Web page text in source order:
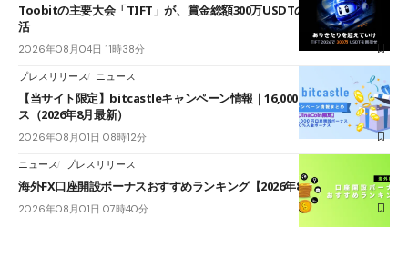
Toobitの主要大会「TIFT」が、賞金総額300万USDTのレースとして復
活
2026年08月04日 11時38分
プレスリリース ニュース
【当サイト限定】bitcastleキャンペーン情報｜16,000円口座開設ボーナ
ス（2026年8月最新）
2026年08月01日 08時12分
ニュース プレスリリース
海外FX口座開設ボーナスおすすめランキング【2026年8月最新】
2026年08月01日 07時40分